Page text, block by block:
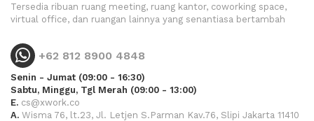
Tersedia ribuan ruang meeting, ruang kantor, coworking space,
virtual office, dan ruangan lainnya yang senantiasa bertambah
+62 812 8900 4848
Senin - Jumat (09:00 - 16:30)
Sabtu, Minggu, Tgl Merah (09:00 - 13:00)
E. cs@xwork.co
A. Wisma 76, lt.23, Jl. Letjen S.Parman Kav.76, Slipi Jakarta 11410